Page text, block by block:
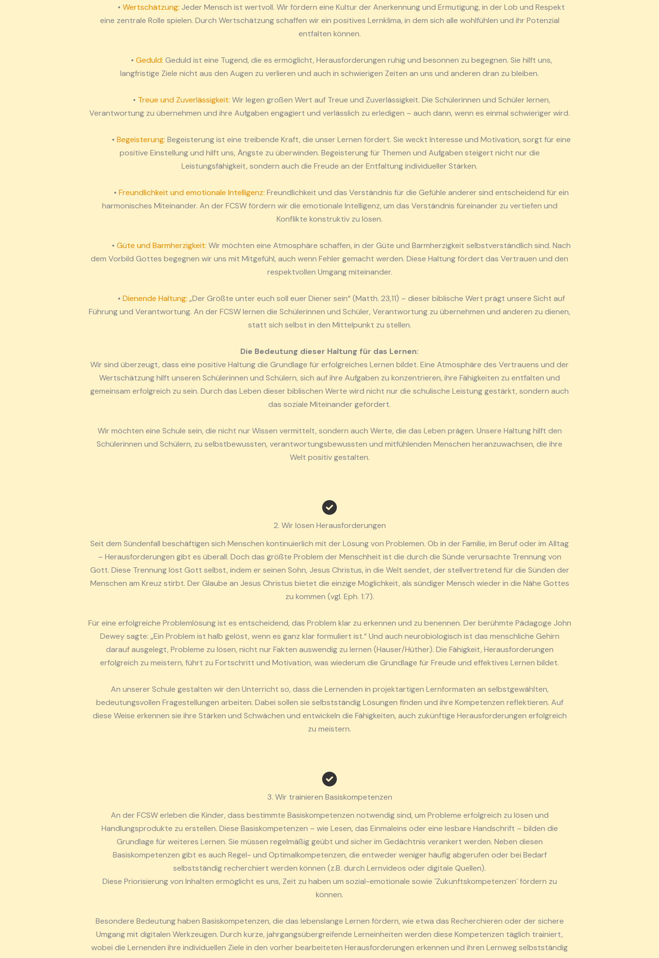
• Wertschätzung: Jeder Mensch ist wertvoll. Wir fördern eine Kultur der Anerkennung und Ermutigung, in der Lob und Respekt
eine zentrale Rolle spielen. Durch Wertschätzung schaffen wir ein positives Lernklima, in dem sich alle wohlfühlen und ihr Potenzial
entfalten können.
• Geduld: Geduld ist eine Tugend, die es ermöglicht, Herausforderungen ruhig und besonnen zu begegnen. Sie hilft uns,
langfristige Ziele nicht aus den Augen zu verlieren und auch in schwierigen Zeiten an uns und anderen dran zu bleiben.
• Treue und Zuverlässigkeit: Wir legen großen Wert auf Treue und Zuverlässigkeit. Die Schülerinnen und Schüler lernen,
Verantwortung zu übernehmen und ihre Aufgaben engagiert und verlässlich zu erledigen – auch dann, wenn es einmal schwieriger wird.
• Begeisterung: Begeisterung ist eine treibende Kraft, die unser Lernen fördert. Sie weckt Interesse und Motivation, sorgt für eine
positive Einstellung und hilft uns, Ängste zu überwinden. Begeisterung für Themen und Aufgaben steigert nicht nur die
Leistungsfähigkeit, sondern auch die Freude an der Entfaltung individueller Stärken.
• Freundlichkeit und emotionale Intelligenz: Freundlichkeit und das Verständnis für die Gefühle anderer sind entscheidend für ein
harmonisches Miteinander. An der FCSW fördern wir die emotionale Intelligenz, um das Verständnis füreinander zu vertiefen und
Konflikte konstruktiv zu lösen.
• Güte und Barmherzigkeit: Wir möchten eine Atmosphäre schaffen, in der Güte und Barmherzigkeit selbstverständlich sind. Nach
dem Vorbild Gottes begegnen wir uns mit Mitgefühl, auch wenn Fehler gemacht werden. Diese Haltung fördert das Vertrauen und den
respektvollen Umgang miteinander.
• Dienende Haltung: „Der Größte unter euch soll euer Diener sein“ (Matth. 23,11) – dieser biblische Wert prägt unsere Sicht auf
Führung und Verantwortung. An der FCSW lernen die Schülerinnen und Schüler, Verantwortung zu übernehmen und anderen zu dienen,
statt sich selbst in den Mittelpunkt zu stellen.
Die Bedeutung dieser Haltung für das Lernen:
Wir sind überzeugt, dass eine positive Haltung die Grundlage für erfolgreiches Lernen bildet. Eine Atmosphäre des Vertrauens und der
Wertschätzung hilft unseren Schülerinnen und Schülern, sich auf ihre Aufgaben zu konzentrieren, ihre Fähigkeiten zu entfalten und
gemeinsam erfolgreich zu sein. Durch das Leben dieser biblischen Werte wird nicht nur die schulische Leistung gestärkt, sondern auch
das soziale Miteinander gefördert.
Wir möchten eine Schule sein, die nicht nur Wissen vermittelt, sondern auch Werte, die das Leben prägen. Unsere Haltung hilft den
Schülerinnen und Schülern, zu selbstbewussten, verantwortungsbewussten und mitfühlenden Menschen heranzuwachsen, die ihre
Welt positiv gestalten.
2. Wir lösen Herausforderungen
Seit dem Sündenfall beschäftigen sich Menschen kontinuierlich mit der Lösung von Problemen. Ob in der Familie, im Beruf oder im Alltag
– Herausforderungen gibt es überall. Doch das größte Problem der Menschheit ist die durch die Sünde verursachte Trennung von
Gott. Diese Trennung löst Gott selbst, indem er seinen Sohn, Jesus Christus, in die Welt sendet, der stellvertretend für die Sünden der
Menschen am Kreuz stirbt. Der Glaube an Jesus Christus bietet die einzige Möglichkeit, als sündiger Mensch wieder in die Nähe Gottes
zu kommen (vgl. Eph. 1:7).
Für eine erfolgreiche Problemlösung ist es entscheidend, das Problem klar zu erkennen und zu benennen. Der berühmte Pädagoge John
Dewey sagte: „Ein Problem ist halb gelöst, wenn es ganz klar formuliert ist.“ Und auch neurobiologisch ist das menschliche Gehirn
darauf ausgelegt, Probleme zu lösen, nicht nur Fakten auswendig zu lernen (Hauser/Hüther). Die Fähigkeit, Herausforderungen
erfolgreich zu meistern, führt zu Fortschritt und Motivation, was wiederum die Grundlage für Freude und effektives Lernen bildet.
An unserer Schule gestalten wir den Unterricht so, dass die Lernenden in projektartigen Lernformaten an selbstgewählten,
bedeutungsvollen Fragestellungen arbeiten. Dabei sollen sie selbstständig Lösungen finden und ihre Kompetenzen reflektieren. Auf
diese Weise erkennen sie ihre Stärken und Schwächen und entwickeln die Fähigkeiten, auch zukünftige Herausforderungen erfolgreich
zu meistern.
3. Wir trainieren Basiskompetenzen
An der FCSW erleben die Kinder, dass bestimmte Basiskompetenzen notwendig sind, um Probleme erfolgreich zu lösen und
Handlungsprodukte zu erstellen. Diese Basiskompetenzen – wie Lesen, das Einmaleins oder eine lesbare Handschrift – bilden die
Grundlage für weiteres Lernen. Sie müssen regelmäßig geübt und sicher im Gedächtnis verankert werden. Neben diesen
Basiskompetenzen gibt es auch Regel- und Optimalkompetenzen, die entweder weniger häufig abgerufen oder bei Bedarf
selbstständig recherchiert werden können (z.B. durch Lernvideos oder digitale Quellen).
Diese Priorisierung von Inhalten ermöglicht es uns, Zeit zu haben um sozial-emotionale sowie `Zukunftskompetenzen` fördern zu
können.
Besondere Bedeutung haben Basiskompetenzen, die das lebenslange Lernen fördern, wie etwa das Recherchieren oder der sichere
Umgang mit digitalen Werkzeugen. Durch kurze, jahrgangsübergreifende Lerneinheiten werden diese Kompetenzen täglich trainiert,
wobei die Lernenden ihre individuellen Ziele in den vorher bearbeiteten Herausforderungen erkennen und ihren Lernweg selbstständig